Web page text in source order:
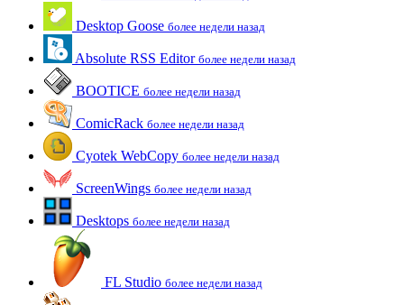
Desktop Goose более недели назад
Absolute RSS Editor более недели назад
BOOTICE более недели назад
ComicRack более недели назад
Cyotek WebCopy более недели назад
ScreenWings более недели назад
Desktops более недели назад
FL Studio более недели назад